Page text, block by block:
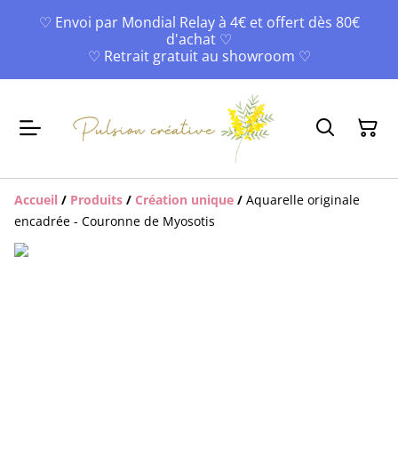
♡ Envoi par Mondial Relay à 4€ et offert dès 80€
d'achat ♡
♡ Retrait gratuit au showroom ♡
Accueil / Produits / Création unique / Aquarelle originale
encadrée - Couronne de Myosotis